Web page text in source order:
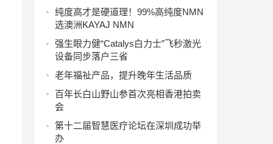
纯度高才是硬道理！99%高纯度NMN
选澳洲KAYAJ NMN
强生眼力健“Catalys白力士”飞秒激光
设备同步落户三省
老年福祉产品，提升晚年生活品质
百年长白山野山参首次亮相香港拍卖
会
第十二届智慧医疗论坛在深圳成功举
办